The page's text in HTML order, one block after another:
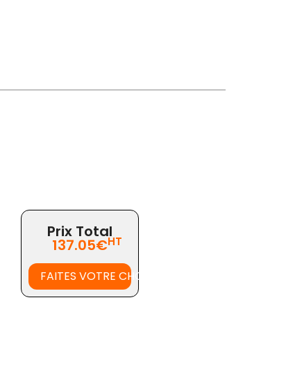
Prix Total
137.05€HT
FAITES VOTRE CHOIX